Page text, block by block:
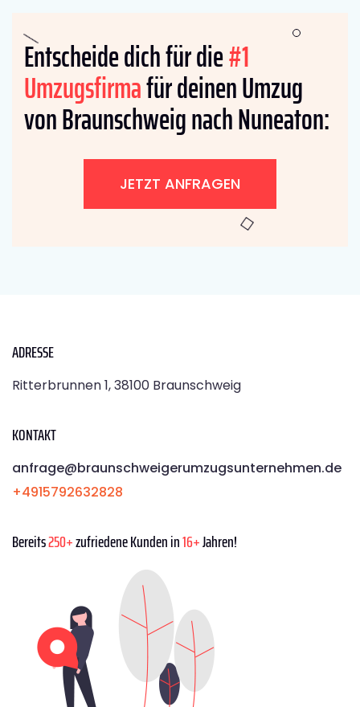
Entscheide dich für die#1
Umzugsfirmafür deinen Umzug
von Braunschweig nach Nuneaton:
JETZT ANFRAGEN
ADRESSE
Ritterbrunnen 1, 38100 Braunschweig
KONTAKT
anfrage@braunschweigerumzugsunternehmen.de
+4915792632828
Bereits250+zufriedene Kunden in16+Jahren!